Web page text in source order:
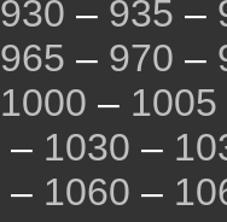
930 – 935 –
965 – 970 –
1000 – 1005
– 1030 –
– 1060 –